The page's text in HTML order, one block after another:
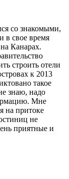
со знакомыми,
в свое время
Канарах.
строить отели
к 2013
такое
знаю, надо
Мне
на притоке
не
приятные и